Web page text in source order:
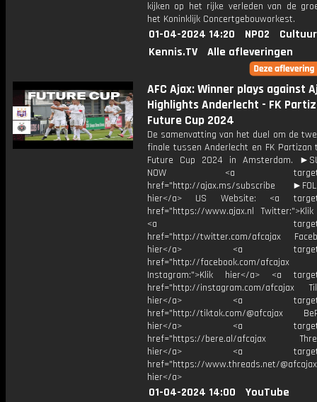
kijken op het rijke verleden van de
het Koninklijk Concertgebouworkest.
01-04-2024 14:20 NPO2
Kennis.TV
Alle afleveringen
AFC Ajax: Winner plays against
Highlights Anderlecht - FK
Future Cup 2024
De samenvatting van het duel om de
finale tussen Anderlecht en FK Partizan
Future Cup 2024 in Amsterdam.
NOW <a
href="http://ajax.ms/subscribe
hier</a> US Website: <a
href="https://www.ajax.nl
<a
href="http://twitter.com/afcajax
hier</a> <a
href="http://facebook.com/afcajax
Instagram:">Klik hier</a> <a
href="http://instagram.com/afcajax
hier</a> <a
href="http://tiktok.com/@afcajax
hier</a> <a
href="https://bere.al/afcajax
hier</a> <a
href="https://www.threads.net/
hier</a>
01-04-2024 14:00
YouTube